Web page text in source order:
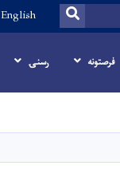
SEARCH
English
فرصتونه رسنۍ